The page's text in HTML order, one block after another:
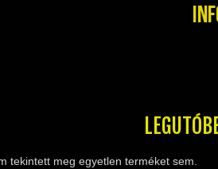
tekintett meg egyetlen terméket sem.